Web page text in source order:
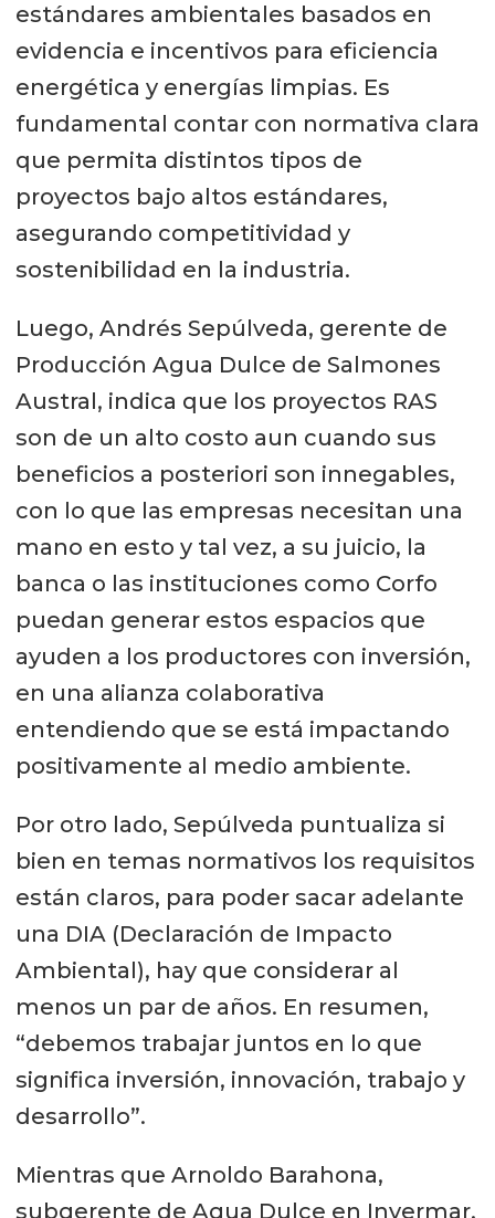
estándares ambientales basados en
evidencia e incentivos para eficiencia
energética y energías limpias. Es
fundamental contar con normativa clara
que permita distintos tipos de
proyectos bajo altos estándares,
asegurando competitividad y
sostenibilidad en la industria.
Luego, Andrés Sepúlveda, gerente de
Producción Agua Dulce de Salmones
Austral, indica que los proyectos RAS
son de un alto costo aun cuando sus
beneficios a posteriori son innegables,
con lo que las empresas necesitan una
mano en esto y tal vez, a su juicio, la
banca o las instituciones como Corfo
puedan generar estos espacios que
ayuden a los productores con inversión,
en una alianza colaborativa
entendiendo que se está impactando
positivamente al medio ambiente.
Por otro lado, Sepúlveda puntualiza si
bien en temas normativos los requisitos
están claros, para poder sacar adelante
una DIA (Declaración de Impacto
Ambiental), hay que considerar al
menos un par de años. En resumen,
“debemos trabajar juntos en lo que
significa inversión, innovación, trabajo y
desarrollo”.
Mientras que Arnoldo Barahona,
subgerente de Agua Dulce en Invermar,